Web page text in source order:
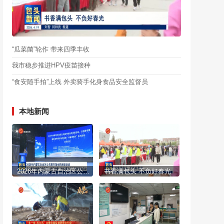
“瓜菜菌”轮作 带来四季丰收
我市稳步推进HPV疫苗接种
“食安随手拍”上线 外卖骑手化身食品安全监督员
本地新闻
2026年内蒙古自治区公共图书馆全民阅读活动 公共图书馆服务宣传周主场活动暨“书香满包头”系列活动启动 书香满包头 不负好春光